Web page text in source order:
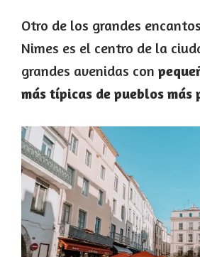
Otro de los grandes
Nimes es el centro de la
grandes avenidas con
más típicas de pueblos más